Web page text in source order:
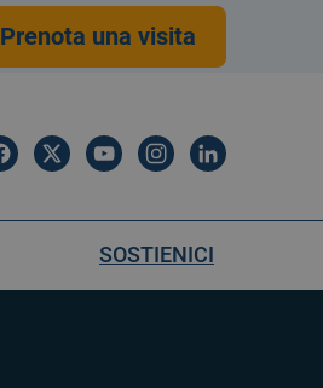
Prenota una visita
SOSTIENICI